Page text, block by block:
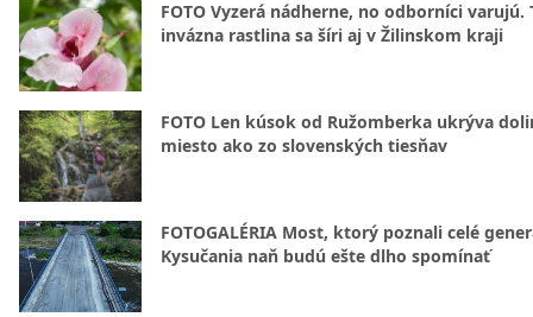
FOTO Vyzerá nádherne, no odborníci varujú.
invázna rastlina sa šíri aj v Žilinskom kraji
FOTO Len kúsok od Ružomberka ukrýva
miesto ako zo slovenských tiesňav
FOTOGALÉRIA Most, ktorý poznali celé
Kysučania naň budú ešte dlho spomínať